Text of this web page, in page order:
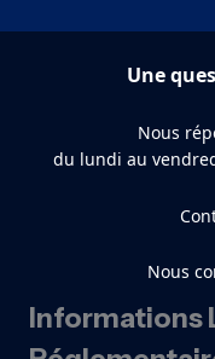
Une
Nous
du lundi au
Nous
Informations